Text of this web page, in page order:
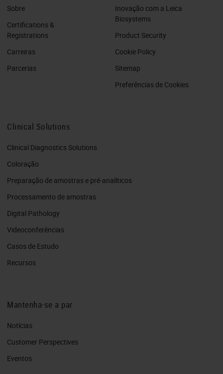
Sobre
Certifications &
Registrations
Carreiras
Parcerias
Inovação com a Leica
Biosystems
Product Security
Cookie Policy
Sitemap
Preferências de Cookies
Clinical Solutions
Clinical Diagnostics Solutions
Coloração
Preparação de amostras e pré-analíticos
Processamento de amostras
Digital Pathology
Videoconferências
Casos de Estudo
Recursos
Mantenha-se a par
Notícias
Customer Perspectives​
Eventos